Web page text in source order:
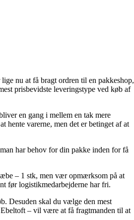
nu at få bragt ordren til en pakkeshop,
prisbevidste leveringstype ved køb af
en gang i mellem en tak mere
hente varerne, men det er betinget af at
har behov for din pakke inden for få
– 1 stk, men vær opmærksom på at
før logistikmedarbejderne har fri.
Desuden skal du vælge den mest
– vil være at få fragtmanden til at